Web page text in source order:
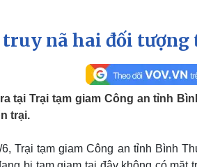
Quốc phòng
Thể thao
Thế giới thể thao
eSports
truy nã hai đối
tại Trại tạm giam Công an tỉnh
trại.
Trại tạm giam Công an tỉnh Bình